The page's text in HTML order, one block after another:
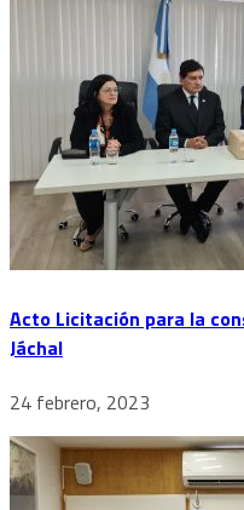
Acto Licitación para la
Jáchal
24 febrero, 2023